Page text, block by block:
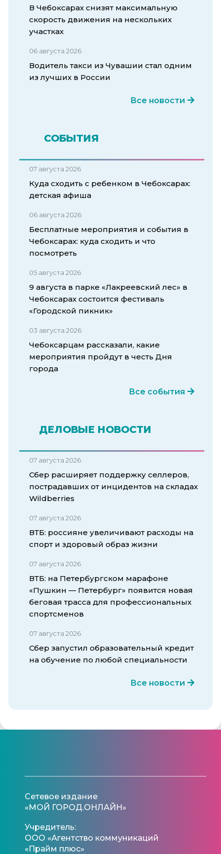
В Чебоксарах снизят максимальную
скорость движения на нескольких
участках
06 августа 2026
Водитель такси из Чувашии стал одним
из лучших в России
Все новости
СОБЫТИЯ
07 августа 2026
Куда сходить с ребенком в Чебоксарах:
детская афиша
06 августа 2026
Бесплатные мероприятия и события в
Чебоксарах: куда сходить и что
посмотреть
05 августа 2026
9 августа в парке «Лакреевский лес» в
Чебоксарах состоится фестиваль
«Городской пикник»
03 августа 2026
Чебоксарцам рассказали, какие
мероприятия пройдут в честь Дня
города
Все события
ДЕЛОВЫЕ НОВОСТИ
07 августа 2026
Сбер расширяет поддержку селлеров,
пострадавших от инцидентов на складах
Wildberries
07 августа 2026
ВТБ: россияне увеличивают расходы на
спорт и здоровый образ жизни
07 августа 2026
ВТБ: на Петербургском марафоне
«Пушкин — Петербург» появится новая
беговая трасса для профессиональных
спортсменов
07 августа 2026
Сбер запустил образовательный кредит
на обучение по любой специальности
Все новости
Сетевое издание
«МОЙ ГОРОД.ОНЛАЙН»
Учредитель:
ООО «Агентство коммуникаций
«Прайм плюс»